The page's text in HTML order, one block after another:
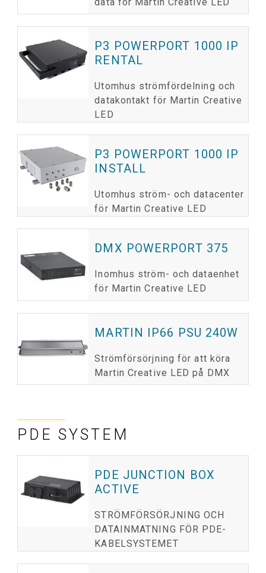
P3 POWERPORT 1000 IP
RENTAL
Utomhus strömfördelning och
datakontakt för Martin Creative
LED
P3 POWERPORT 1000 IP
INSTALL
Utomhus ström- och datacenter
för Martin Creative LED
DMX POWERPORT 375
Inomhus ström- och dataenhet
för Martin Creative LED
MARTIN IP66 PSU 240W
Strömförsörjning för att köra
Martin Creative LED på DMX
PDE SYSTEM
PDE JUNCTION BOX
ACTIVE
STRÖMFÖRSÖRJNING OCH
DATAINMATNING FÖR PDE-
KABELSYSTEMET